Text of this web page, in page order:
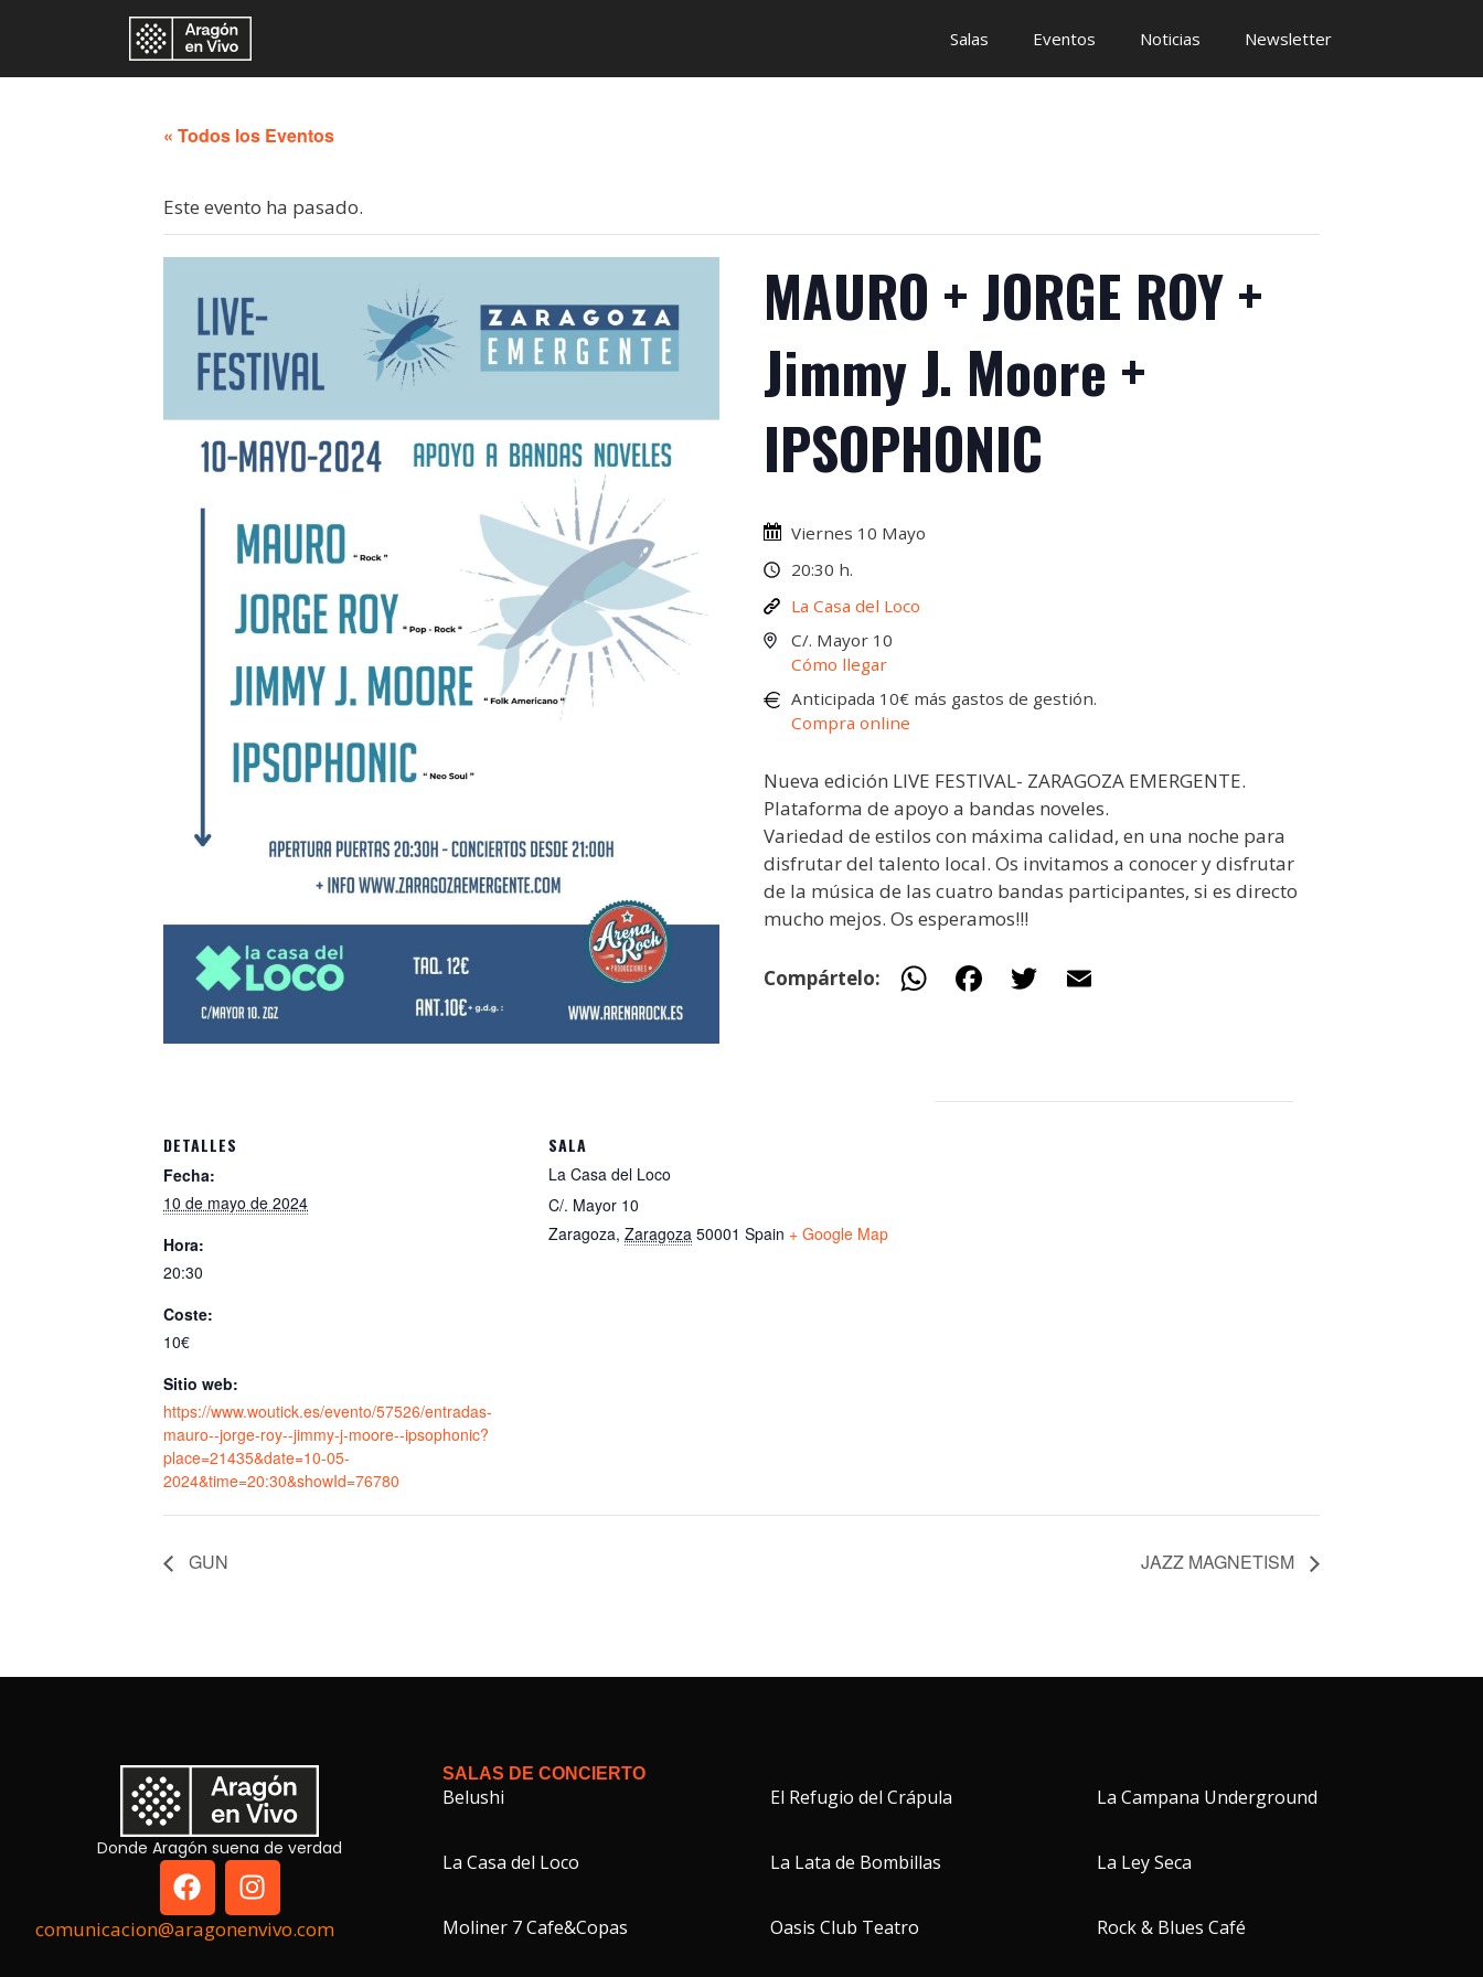
Salas Eventos Noticias Newsletter
« Todos los Eventos
Este evento ha pasado.
MAURO + JORGE ROY +
Jimmy J. Moore +
IPSOPHONIC
Viernes 10 Mayo
20:30 h.
La Casa del Loco
C/. Mayor 10
Cómo llegar
Anticipada 10€ más gastos de gestión.
Compra online
Nueva edición LIVE FESTIVAL- ZARAGOZA EMERGENTE.
Plataforma de apoyo a bandas noveles.
Variedad de estilos con máxima calidad, en una noche para
disfrutar del talento local. Os invitamos a conocer y disfrutar
de la música de las cuatro bandas participantes, si es directo
mucho mejos. Os esperamos!!!
Compártelo: W
A o
DETALLES
Fecha:
10 de mayo de 2024
Hora:
20:30
Coste:
10€
Sitio web:
https://www.woutick.es/evento/57526/entradas-
mauro--jorge-roy--jimmy-j-moore--ipsophonic?
place=21435&date=10-05-
2024&time=20:30&showId=76780
SALA
La Casa del Loco
C/. Mayor 10
Zaragoza, Zaragoza 50001 Spain + Google Map
GUN JAZZ MAGNETISM
Donde Aragón suena de verdad
comunicacion@aragonenvivo.com
SALAS DE CONCIERTO
Belushi El Refugio del Crápula La Campana Underground
La Casa del Loco La Lata de Bombillas La Ley Seca
Moliner 7 Cafe&Copas Oasis Club Teatro Rock & Blues Café